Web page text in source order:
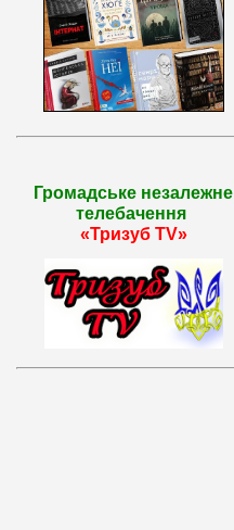
Громадське незалежне
телебачення
«Тризуб TV»